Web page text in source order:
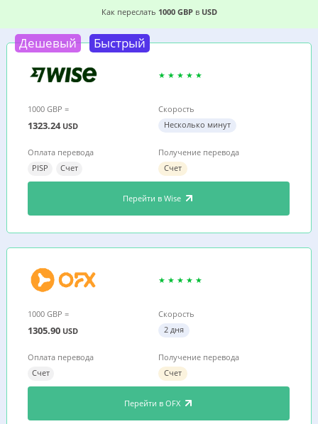
2 ВЫГОДНЫХ СПОСОБА, ГДЕ ДЕШЕВЛЕ
Как переслать 1000 GBPв USD
Дешевый Быстрый
1000 GBP =
1323.24USD
Скорость
Несколько минут
Оплата перевода
PISP
Счет
Получение перевода
Счет
Перейти в Wise
1000 GBP =
1305.90 USD
Скорость
2 дня
Оплата перевода
Счет
Получение перевода
Счет
Перейти в OFX